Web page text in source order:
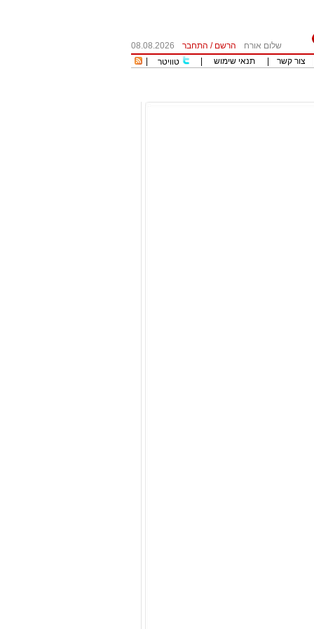
שלום אורח הרשם / התחבר
08.08.2026
צור קשר תנאי שימוש טוויטר